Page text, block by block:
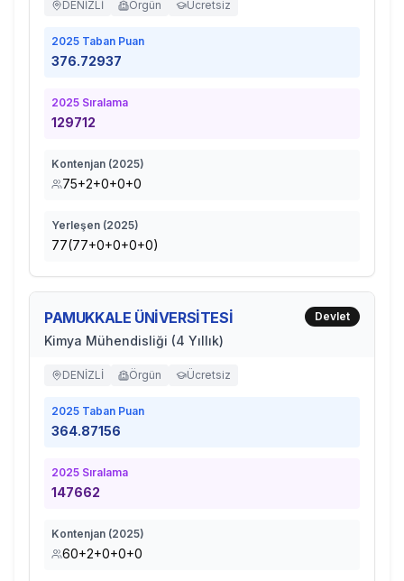
DENİZLİ Örgün Ücretsiz
2025 Taban Puan
376.72937
2025 Sıralama
129712
Kontenjan (2025)
75+2+0+0+0
Yerleşen (2025)
77(77+0+0+0+0)
PAMUKKALE ÜNİVERSİTESİ
Kimya Mühendisliği (4 Yıllık)
Devlet
DENİZLİ Örgün Ücretsiz
2025 Taban Puan
364.87156
2025 Sıralama
147662
Kontenjan (2025)
60+2+0+0+0